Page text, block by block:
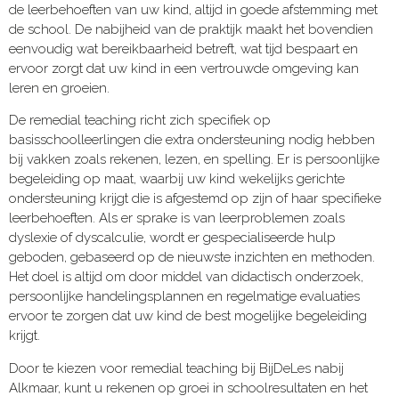
de leerbehoeften van uw kind, altijd in goede afstemming met
de school. De nabijheid van de praktijk maakt het bovendien
eenvoudig wat bereikbaarheid betreft, wat tijd bespaart en
ervoor zorgt dat uw kind in een vertrouwde omgeving kan
leren en groeien.
De remedial teaching richt zich specifiek op
basisschoolleerlingen die extra ondersteuning nodig hebben
bij vakken zoals rekenen, lezen, en spelling. Er is persoonlijke
begeleiding op maat, waarbij uw kind wekelijks gerichte
ondersteuning krijgt die is afgestemd op zijn of haar specifieke
leerbehoeften. Als er sprake is van leerproblemen zoals
dyslexie of dyscalculie, wordt er gespecialiseerde hulp
geboden, gebaseerd op de nieuwste inzichten en methoden.
Het doel is altijd om door middel van didactisch onderzoek,
persoonlijke handelingsplannen en regelmatige evaluaties
ervoor te zorgen dat uw kind de best mogelijke begeleiding
krijgt.
Door te kiezen voor remedial teaching bij BijDeLes nabij
Alkmaar, kunt u rekenen op groei in schoolresultaten en het